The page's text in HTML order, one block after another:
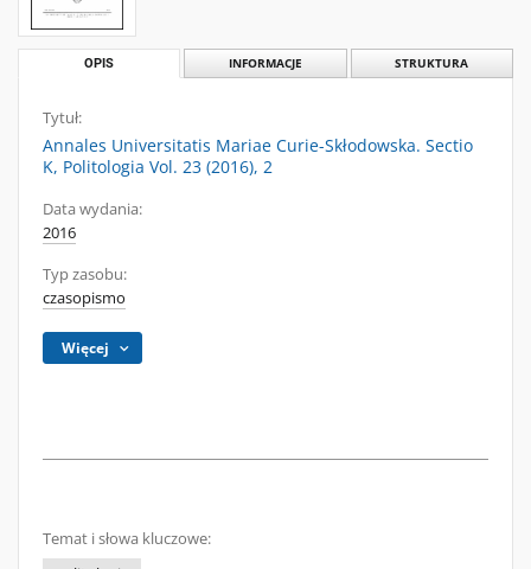
OPIS INFORMACJE STRUKTURA
Tytuł:
Annales Universitatis Mariae Curie-Skłodowska. Sectio
K, Politologia Vol. 23 (2016), 2
Data wydania:
2016
Typ zasobu:
czasopismo
Więcej
Temat i słowa kluczowe: